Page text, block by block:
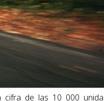
cifra de las 10 000